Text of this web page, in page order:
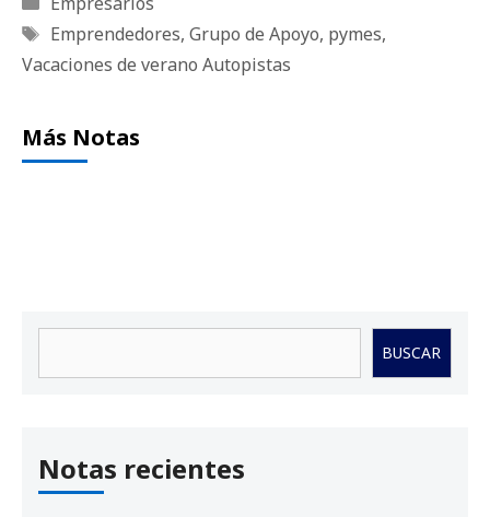
Etiquetas
Emprendedores, Grupo de Apoyo, pymes,
Vacaciones de verano Autopistas
Más Notas
BUSCAR
Notas recientes